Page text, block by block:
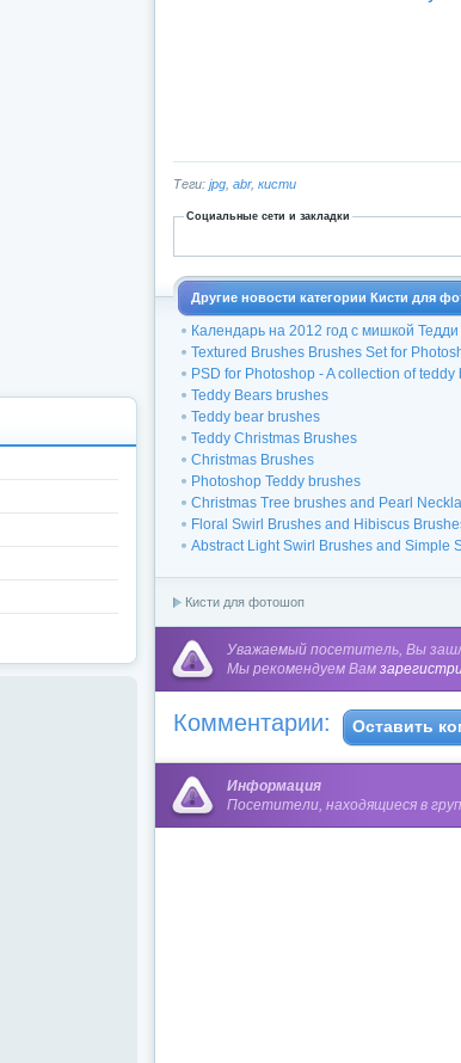
Теги: jpg abr, кисти
Социальные сети и закладки
Другие новости категории Кисти для
Календарь на 2012 год с мишкой Тедди
Textured Brushes Brushes Set for
PSD for Photoshop - A collection of teddy
Teddy Bears brushes
Teddy bear brushes
Teddy Christmas Brushes
Christmas Brushes
Photoshop Teddy brushes
Christmas Tree brushes and Pearl
Floral Swirl Brushes and Hibiscus
Abstract Light Swirl Brushes and Simple
Кисти для фотошоп
Уважаемый посетитель, Вы
Мы рекомендуем Вам
Комментарии: Оставить
Информация
Посетители, находящиеся в